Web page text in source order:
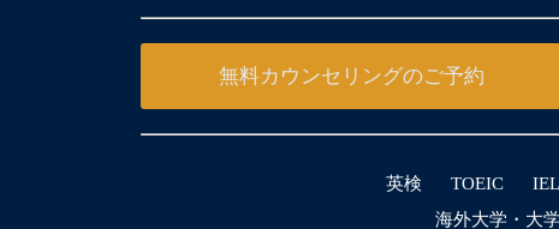
無料カウンセリングのご予約
英検 TOEIC
海外大学・大